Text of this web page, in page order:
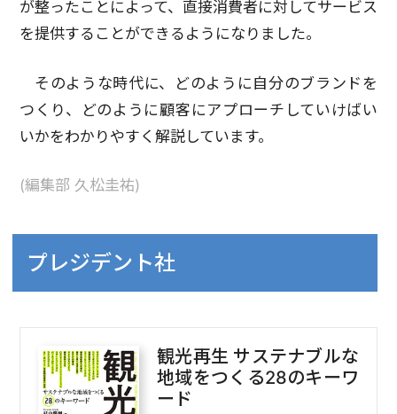
が整ったことによって、直接消費者に対してサービス
を提供することができるようになりました。
そのような時代に、どのように自分のブランドを
つくり、どのように顧客にアプローチしていけばい
いかをわかりやすく解説しています。
(編集部 久松圭祐)
プレジデント社
観光再生 サステナブルな
地域をつくる28のキーワ
ード